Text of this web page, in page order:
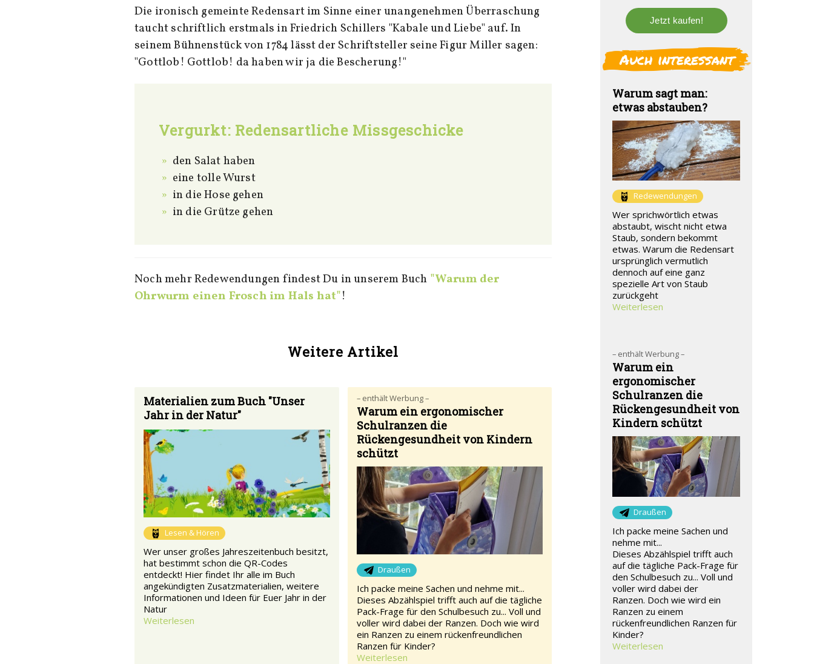
Die ironisch gemeinte Redensart im Sinne einer unangenehmen Überraschung
taucht schriftlich erstmals in Friedrich Schillers "Kabale und Liebe" auf. In
seinem Bühnenstück von 1784 lässt der Schriftsteller seine Figur Miller sagen:
"Gottlob! Gottlob! da haben wir ja die Bescherung!"
Vergurkt: Redensartliche Missgeschicke
den Salat haben
eine tolle Wurst
in die Hose gehen
in die Grütze gehen
Noch mehr Redewendungen findest Du in unserem Buch "Warum der
Ohrwurm einen Frosch im Hals hat"!
Weitere Artikel
Materialien zum Buch "Unser
Jahr in der Natur"
Lesen & Hören
Wer unser großes Jahreszeitenbuch besitzt,
hat bestimmt schon die QR-Codes
entdeckt! Hier findet Ihr alle im Buch
angekündigten Zusatzmaterialien, weitere
Informationen und Ideen für Euer Jahr in der
Natur
Weiterlesen
– enthält Werbung –
Warum ein ergonomischer
Schulranzen die
Rückengesundheit von Kindern
schützt
Draußen
Ich packe meine Sachen und nehme mit...
Dieses Abzählspiel trifft auch auf die tägliche
Pack-Frage für den Schulbesuch zu... Voll und
voller wird dabei der Ranzen. Doch wie wird
ein Ranzen zu einem rückenfreundlichen
Ranzen für Kinder?
Weiterlesen
Auch interessant
Warum sagt man:
etwas abstauben?
Redewendungen
Wer sprichwörtlich etwas
abstaubt, wischt nicht etwa
Staub, sondern bekommt
etwas. Warum die Redensart
ursprünglich vermutlich
dennoch auf eine ganz
spezielle Art von Staub
zurückgeht
Weiterlesen
– enthält Werbung –
Warum ein
ergonomischer
Schulranzen die
Rückengesundheit von
Kindern schützt
Draußen
Ich packe meine Sachen und
nehme mit...
Dieses Abzählspiel trifft auch
auf die tägliche Pack-Frage für
den Schulbesuch zu... Voll und
voller wird dabei der
Ranzen. Doch wie wird ein
Ranzen zu einem
rückenfreundlichen Ranzen für
Kinder?
Weiterlesen